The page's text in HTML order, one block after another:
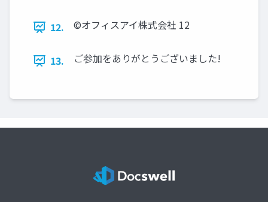
12. ©オフィスアイ株式会社 12
13. ご参加をありがとうございました!